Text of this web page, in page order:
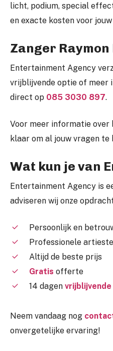
licht, podium, special
en exacte kosten voor
Zanger
Entertainment Agency
vrijblijvende optie of meer
direct op 085 3030 897.
Voor meer informatie over
klaar om al jouw vragen
Wat kun je van
Entertainment Agency is
adviseren wij onze
Persoonlijk en
Professionele
Altijd de beste prijs
Gratis offerte
14 dagen
Neem vandaag nog
onvergetelijke ervaring!